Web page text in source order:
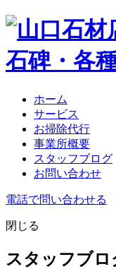
ホーム
サービス
お掃除代行
事業所概要
スタッフブログ
お問い合わせ
電話で問い合わせる
閉じる
スタッフブロ